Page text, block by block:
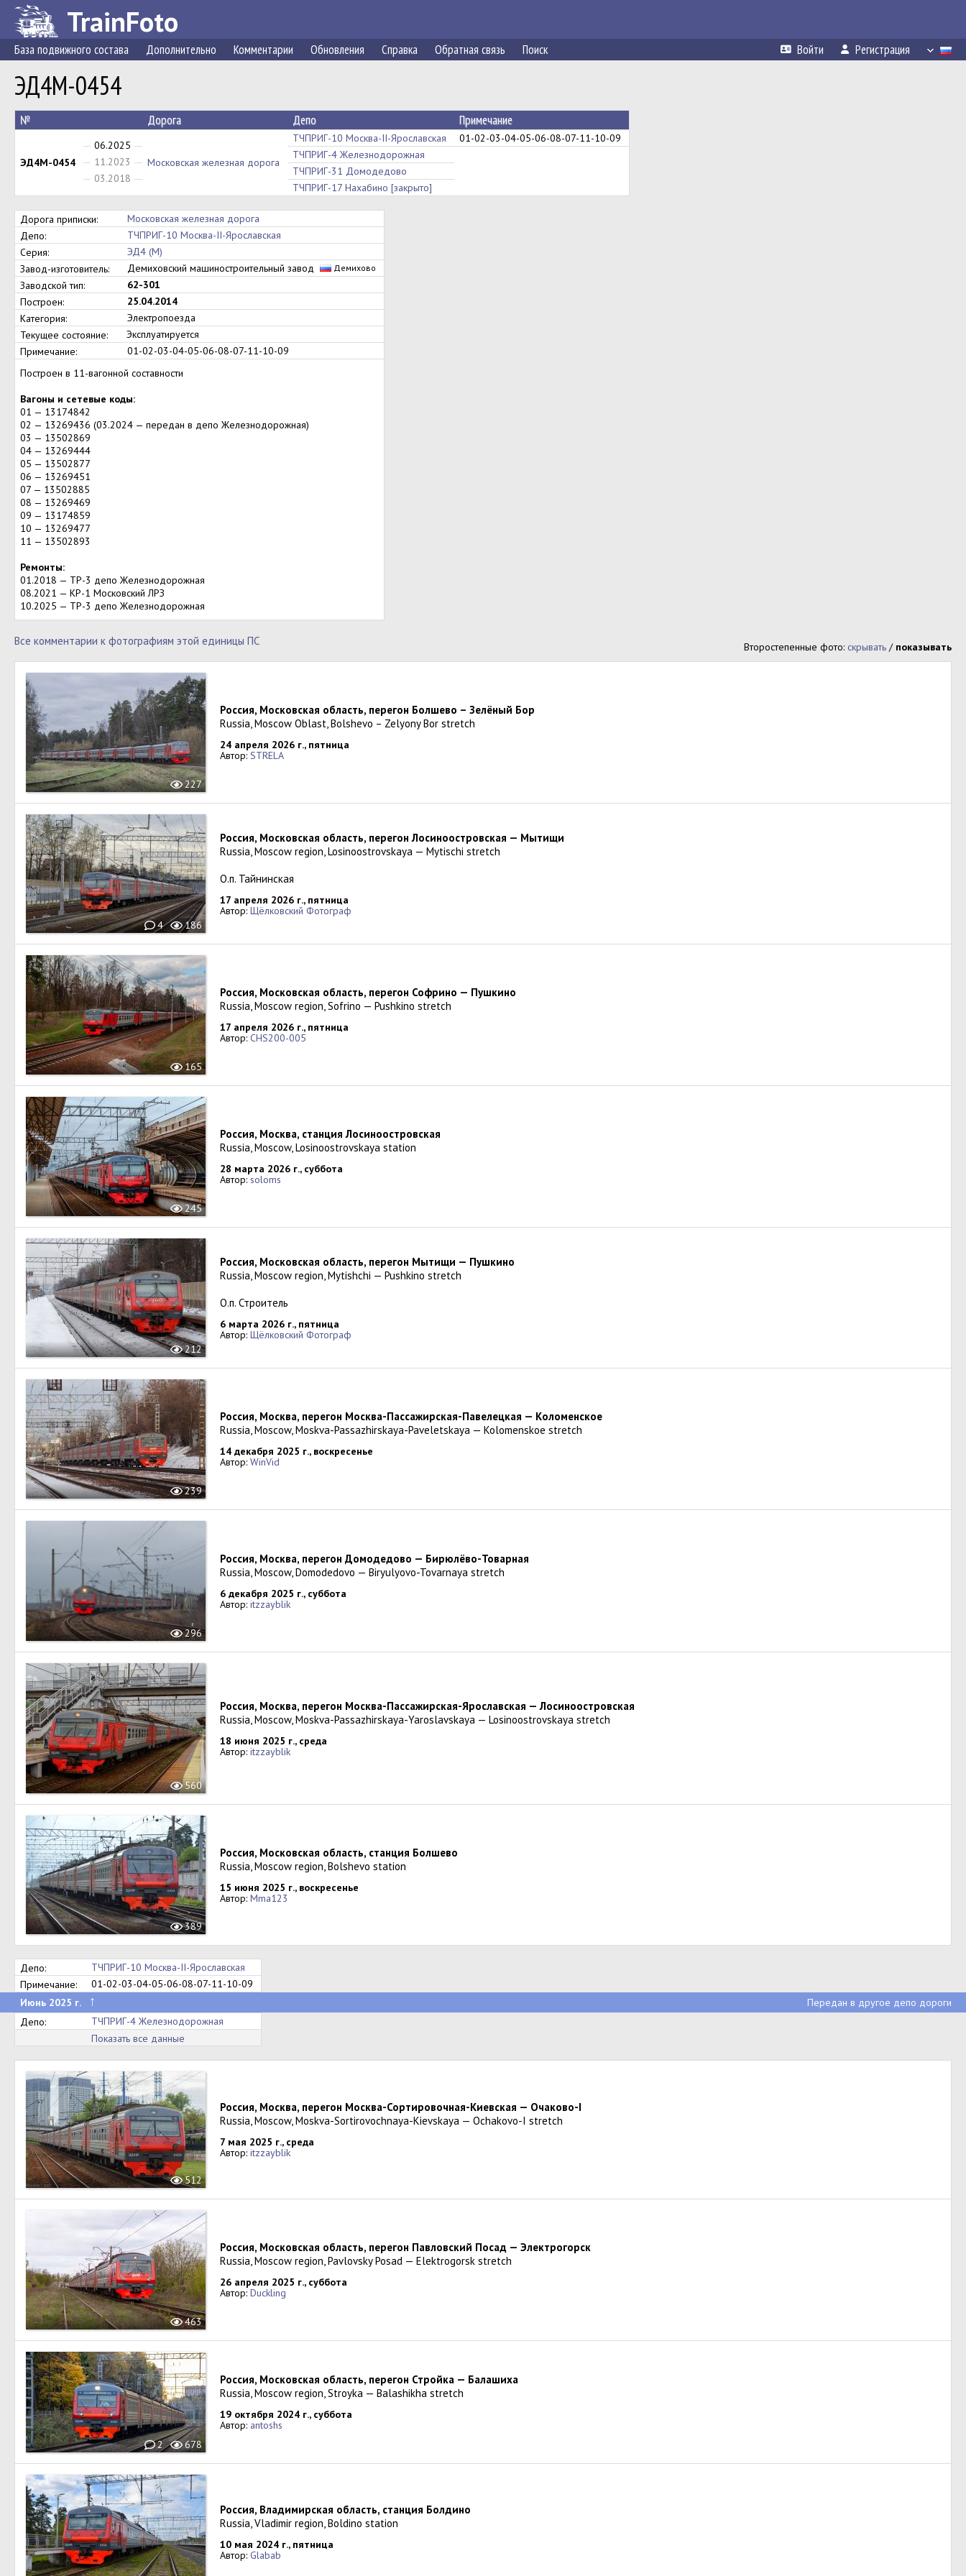
TrainFoto
База подвижного состава Дополнительно Комментарии Обновления Справка Обратная связь Поиск Войти Регистрация
ЭД4М-0454
№ Дорога Депо Примечание
ЭД4М-0454
06.2025
Московская железная дорога
ТЧПРИГ-10 Москва-II-Ярославская
01-02-03-04-05-06-08-07-11-10-09
11.2023
ТЧПРИГ-4 Железнодорожная
03.2018
ТЧПРИГ-31 Домодедово
ТЧПРИГ-17 Нахабино [закрыто]
Дорога приписки:
Московская железная дорога
Депо:
ТЧПРИГ-10 Москва-II-Ярославская
Серия:
ЭД4 (М)
Завод-изготовитель:
Демиховский машиностроительный завод Демихово
Заводской тип:
62-301
Построен:
25.04.2014
Категория:
Электропоезда
Текущее состояние:
Эксплуатируется
Примечание:
01-02-03-04-05-06-08-07-11-10-09
Построен в 11-вагонной составности
Вагоны и сетевые коды:
01 — 13174842
02 — 13269436 (03.2024 — передан в депо Железнодорожная)
03 — 13502869
04 — 13269444
05 — 13502877
06 — 13269451
07 — 13502885
08 — 13269469
09 — 13174859
10 — 13269477
11 — 13502893
Ремонты:
01.2018 — ТР-3 депо Железнодорожная
08.2021 — КР-1 Московский ЛРЗ
10.2025 — ТР-3 депо Железнодорожная
Все комментарии к фотографиям этой единицы ПС Второстепенные фото: скрывать / показывать
227
Россия, Московская область, перегон Болшево – Зелёный Бор
Russia, Moscow Oblast, Bolshevo – Zelyony Bor stretch
24 апреля 2026 г., пятница
Автор: STRELA
4 186
Россия, Московская область, перегон Лосиноостровская — Мытищи
Russia, Moscow region, Losinoostrovskaya — Mytischi stretch
О.п. Тайнинская
17 апреля 2026 г., пятница
Автор: Щёлковский Фотограф
165
Россия, Московская область, перегон Софрино — Пушкино
Russia, Moscow region, Sofrino — Pushkino stretch
17 апреля 2026 г., пятница
Автор: CHS200-005
245
Россия, Москва, станция Лосиноостровская
Russia, Moscow, Losinoostrovskaya station
28 марта 2026 г., суббота
Автор: soloms
212
Россия, Московская область, перегон Мытищи — Пушкино
Russia, Moscow region, Mytishchi — Pushkino stretch
О.п. Строитель
6 марта 2026 г., пятница
Автор: Щёлковский Фотограф
239
Россия, Москва, перегон Москва-Пассажирская-Павелецкая — Коломенское
Russia, Moscow, Moskva-Passazhirskaya-Paveletskaya — Kolomenskoe stretch
14 декабря 2025 г., воскресенье
Автор: WinVid
296
Россия, Москва, перегон Домодедово — Бирюлёво-Товарная
Russia, Moscow, Domodedovo — Biryulyovo-Tovarnaya stretch
6 декабря 2025 г., суббота
Автор: itzzayblik
560
Россия, Москва, перегон Москва-Пассажирская-Ярославская — Лосиноостровская
Russia, Moscow, Moskva-Passazhirskaya-Yaroslavskaya — Losinoostrovskaya stretch
18 июня 2025 г., среда
Автор: itzzayblik
389
Россия, Московская область, станция Болшево
Russia, Moscow region, Bolshevo station
15 июня 2025 г., воскресенье
Автор: Mma123
Депо:
ТЧПРИГ-10 Москва-II-Ярославская
Примечание:
01-02-03-04-05-06-08-07-11-10-09
Передан в другое депо дороги
Июнь 2025 г. ↑
Депо:
ТЧПРИГ-4 Железнодорожная
Показать все данные
512
Россия, Москва, перегон Москва-Сортировочная-Киевская — Очаково-I
Russia, Moscow, Moskva-Sortirovochnaya-Kievskaya — Ochakovo-I stretch
7 мая 2025 г., среда
Автор: itzzayblik
463
Россия, Московская область, перегон Павловский Посад — Электрогорск
Russia, Moscow region, Pavlovsky Posad — Elektrogorsk stretch
26 апреля 2025 г., суббота
Автор: Duckling
2 678
Россия, Московская область, перегон Стройка — Балашиха
Russia, Moscow region, Stroyka — Balashikha stretch
19 октября 2024 г., суббота
Автор: antoshs
Россия, Владимирская область, станция Болдино
Russia, Vladimir region, Boldino station
10 мая 2024 г., пятница
Автор: Glabab